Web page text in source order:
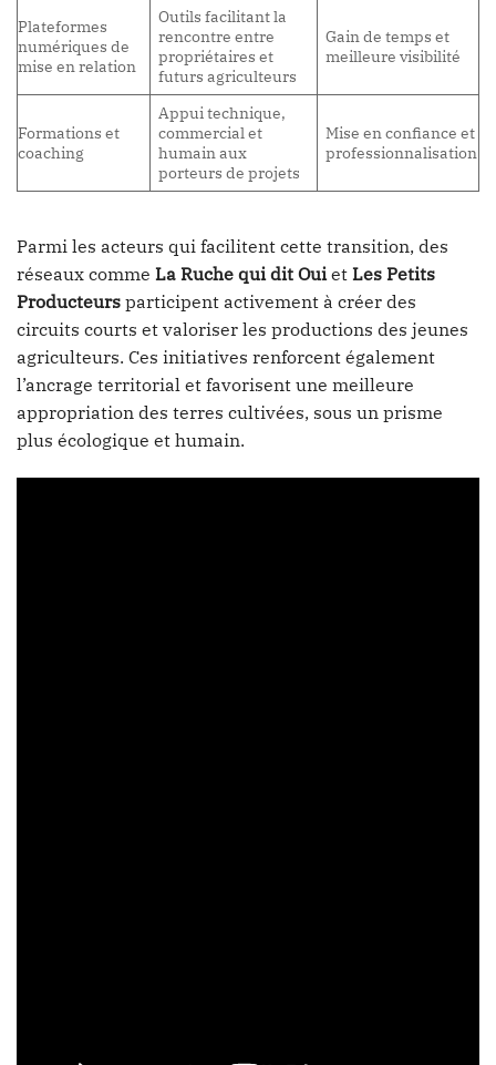
Plateformes
numériques de
mise en relation
Outils facilitant la
rencontre entre
propriétaires et
futurs agriculteurs
Gain de temps et
meilleure visibilité
Formations et
coaching
Appui technique,
commercial et
humain aux
porteurs de projets
Mise en confiance et
professionnalisation
Parmi les acteurs qui facilitent cette transition, des
réseaux comme La Ruche qui dit Ouiet Les Petits
Producteurs participent activement à créer des
circuits courts et valoriser les productions des jeunes
agriculteurs. Ces initiatives renforcent également
l’ancrage territorial et favorisent une meilleure
appropriation des terres cultivées, sous un prisme
plus écologique et humain.